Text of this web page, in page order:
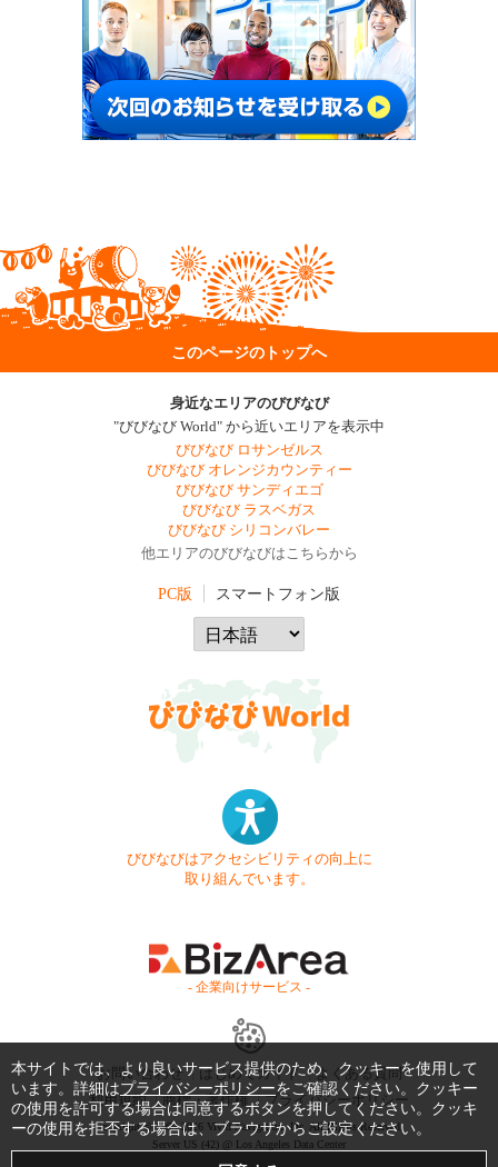
このページのトップへ
身近なエリアのびびなび
"びびなび World" から近いエリアを表示中
びびなび ロサンゼルス
びびなび オレンジカウンティー
びびなび サンディエゴ
びびなび ラスベガス
びびなび シリコンバレー
他エリアのびびなびはこちらから
PC版 スマートフォン版
びびなびはアクセシビリティの向上に
取り組んでいます。
- 企業向けサービス -
お問い合わせ はじめてガイド
よくある質問
利用規約
商標・著作権 プライバシーポリシー
Copyright © 1999-2026 Vivid Navigation, Inc. All Rights Reserved.
Server US (42) @ Los Angeles Data Center
本サイトでは、より良いサービス提供のため、クッキーを使用して
います。詳細はプライバシーポリシーをご確認ください。クッキー
の使用を許可する場合は同意するボタンを押してください。クッキ
ーの使用を拒否する場合は、ブラウザからご設定ください。